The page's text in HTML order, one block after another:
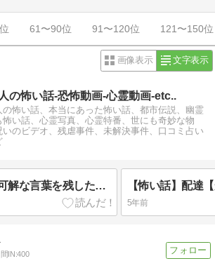
61〜90位 91〜120位 121〜150位
画像表示 文字表示
の怖い話-恐怖動画-心霊動画-etc..
の怖い話、本当にあった怖い話、都市伝説、幽霊
怖い話、心霊写真、心霊特番、世にも奇妙な物
いのビデオ、残虐事件、未解決事件、口コミ占い
【未解決事件】不可解な言葉を残したまま亡くなった事件2選【武藤友加さん行方不明事件】 【怖い話】配達
5年前
間IN:400